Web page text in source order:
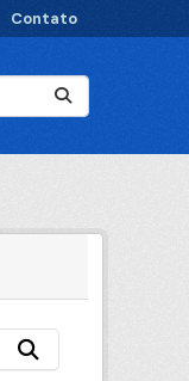
Contato